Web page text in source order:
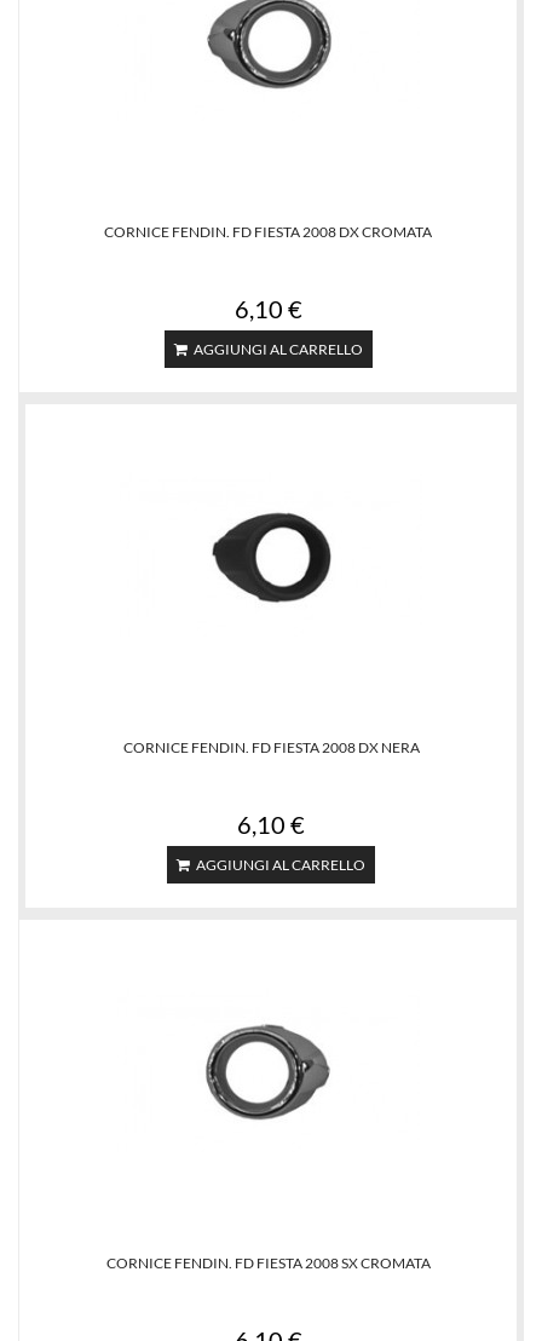
CORNICE FENDIN. FD FIESTA 2008 DX CROMATA
6,10 €
AGGIUNGI AL CARRELLO
CORNICE FENDIN. FD FIESTA 2008 DX NERA
6,10 €
AGGIUNGI AL CARRELLO
CORNICE FENDIN. FD FIESTA 2008 SX CROMATA